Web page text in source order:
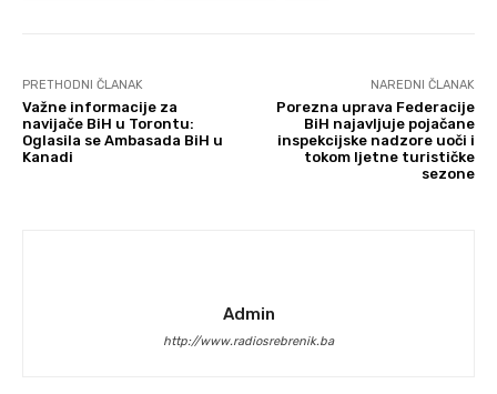
PRETHODNI ČLANAK
Važne informacije za
navijače BiH u Torontu:
Oglasila se Ambasada BiH u
Kanadi
NAREDNI ČLANAK
Porezna uprava Federacije
BiH najavljuje pojačane
inspekcijske nadzore uoči i
tokom ljetne turističke
sezone
Admin
http://www.radiosrebrenik.ba